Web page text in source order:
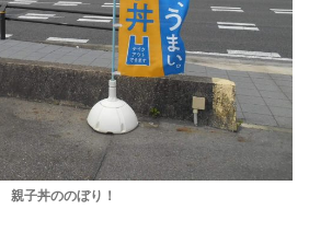
親子丼ののぼり！